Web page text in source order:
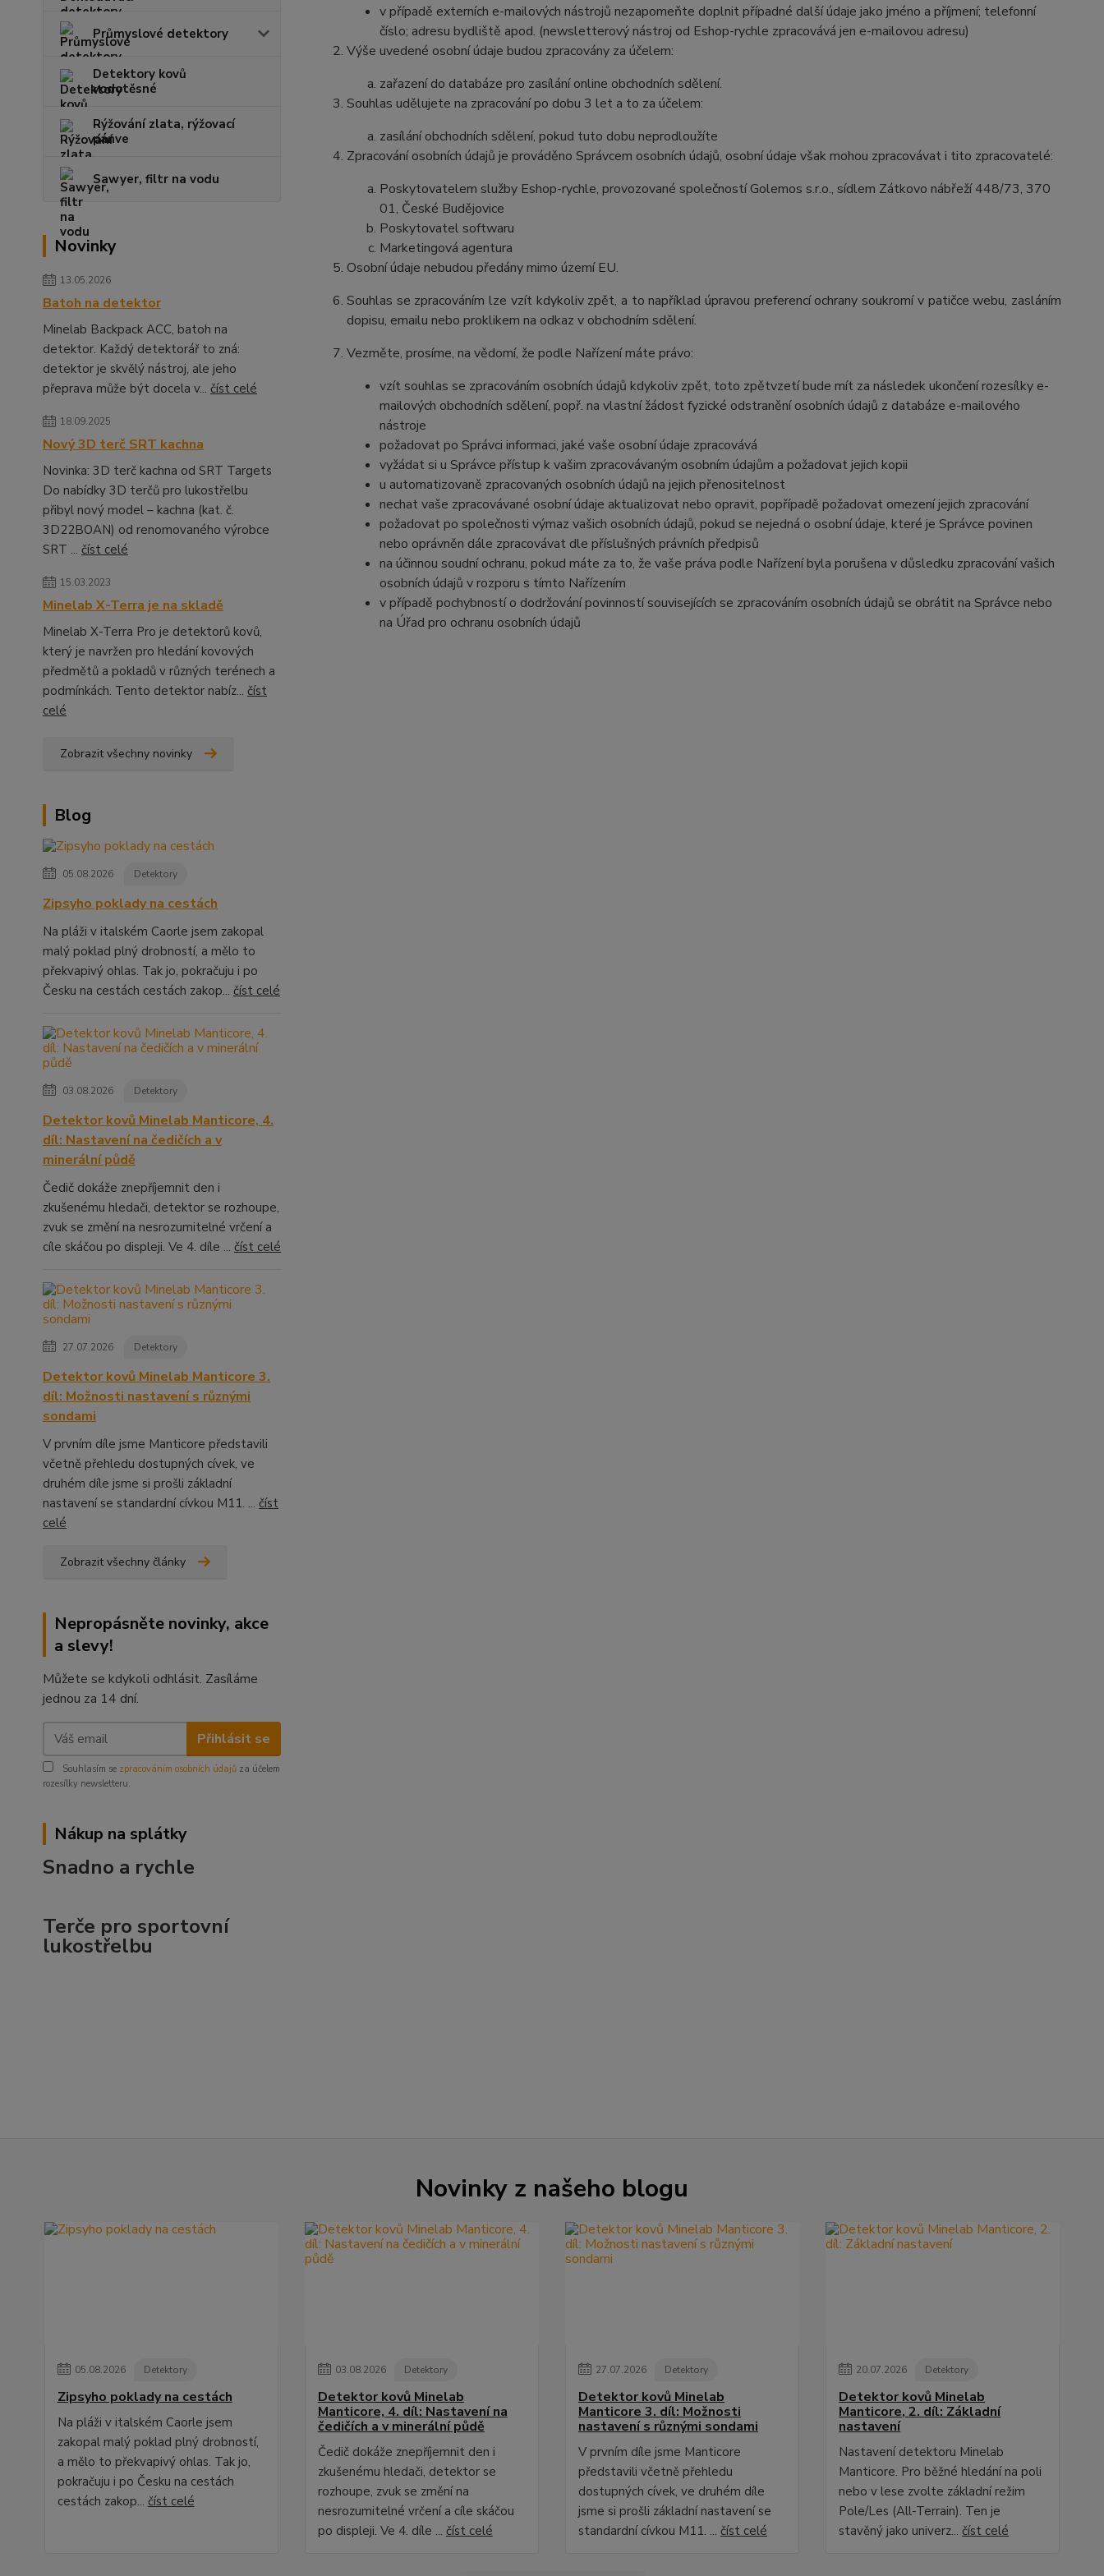
Průmyslové detektory
Detektory kovů
vodotěsné
Rýžování zlata, rýžovací
pánve
Sawyer, filtr na vodu
Novinky
13.05.2026
Batoh na detektor
Minelab Backpack ACC, batoh na
detektor. Každý detektorář to zná:
detektor je skvělý nástroj, ale jeho
přeprava může být docela v... číst celé
18.09.2025
Nový 3D terč SRT kachna
Novinka: 3D terč kachna od SRT Targets
Do nabídky 3D terčů pro lukostřelbu
přibyl nový model – kachna (kat. č.
3D22BOAN) od renomovaného výrobce
SRT ... číst celé
15.03.2023
Minelab X-Terra je na skladě
Minelab X-Terra Pro je detektorů kovů,
který je navržen pro hledání kovových
předmětů a pokladů v různých terénech a
podmínkách. Tento detektor nabíz... číst
celé
Zobrazit všechny novinky
Blog
05.08.2026 Detektory
Zipsyho poklady na cestách
Na pláži v italském Caorle jsem zakopal
malý poklad plný drobností, a mělo to
překvapivý ohlas. Tak jo, pokračuju i po
Česku na cestách cestách zakop... číst celé
03.08.2026 Detektory
Detektor kovů Minelab Manticore, 4.
díl: Nastavení na čedičích a v
minerální půdě
Čedič dokáže znepříjemnit den i
zkušenému hledači, detektor se rozhoupe,
zvuk se změní na nesrozumitelné vrčení a
cíle skáčou po displeji. Ve 4. díle ... číst celé
27.07.2026 Detektory
Detektor kovů Minelab Manticore 3.
díl: Možnosti nastavení s různými
sondami
V prvním díle jsme Manticore představili
včetně přehledu dostupných cívek, ve
druhém díle jsme si prošli základní
nastavení se standardní cívkou M11. ... číst
celé
Zobrazit všechny články
Nepropásněte novinky, akce
a slevy!
Můžete se kdykoli odhlásit. Zasíláme
jednou za 14 dní.
Přihlásit se
Souhlasím se zpracováním osobních údajů za účelem
rozesílky newsletteru.
Nákup na splátky
Snadno a rychle
Terče pro sportovní
lukostřelbu
v případě externích e-mailových nástrojů nezapomeňte doplnit případné další údaje jako jméno a příjmení; telefonní
číslo; adresu bydliště apod. (newsletterový nástroj od Eshop-rychle zpracovává jen e-mailovou adresu)
Výše uvedené osobní údaje budou zpracovány za účelem:
zařazení do databáze pro zasílání online obchodních sdělení.
Souhlas udělujete na zpracování po dobu 3 let a to za účelem:
zasílání obchodních sdělení, pokud tuto dobu neprodloužíte
Zpracování osobních údajů je prováděno Správcem osobních údajů, osobní údaje však mohou zpracovávat i tito zpracovatelé:
Poskytovatelem služby Eshop-rychle, provozované společností Golemos s.r.o., sídlem Zátkovo nábřeží 448/73, 370
01, České Budějovice
Poskytovatel softwaru
Marketingová agentura
Osobní údaje nebudou předány mimo území EU.
Souhlas se zpracováním lze vzít kdykoliv zpět, a to například úpravou preferencí ochrany soukromí v patičce webu, zasláním
dopisu, emailu nebo proklikem na odkaz v obchodním sdělení.
Vezměte, prosíme, na vědomí, že podle Nařízení máte právo:
vzít souhlas se zpracováním osobních údajů kdykoliv zpět, toto zpětvzetí bude mít za následek ukončení rozesílky e-
mailových obchodních sdělení, popř. na vlastní žádost fyzické odstranění osobních údajů z databáze e-mailového
nástroje
požadovat po Správci informaci, jaké vaše osobní údaje zpracovává
vyžádat si u Správce přístup k vašim zpracovávaným osobním údajům a požadovat jejich kopii
u automatizovaně zpracovaných osobních údajů na jejich přenositelnost
nechat vaše zpracovávané osobní údaje aktualizovat nebo opravit, popřípadě požadovat omezení jejich zpracování
požadovat po společnosti výmaz vašich osobních údajů, pokud se nejedná o osobní údaje, které je Správce povinen
nebo oprávněn dále zpracovávat dle příslušných právních předpisů
na účinnou soudní ochranu, pokud máte za to, že vaše práva podle Nařízení byla porušena v důsledku zpracování vašich
osobních údajů v rozporu s tímto Nařízením
v případě pochybností o dodržování povinností souvisejících se zpracováním osobních údajů se obrátit na Správce nebo
na Úřad pro ochranu osobních údajů
Novinky z našeho blogu
05.08.2026 Detektory
Zipsyho poklady na cestách
Na pláži v italském Caorle jsem
zakopal malý poklad plný drobností,
a mělo to překvapivý ohlas. Tak jo,
pokračuju i po Česku na cestách
cestách zakop... číst celé
03.08.2026 Detektory
Detektor kovů Minelab
Manticore, 4. díl: Nastavení na
čedičích a v minerální půdě
Čedič dokáže znepříjemnit den i
zkušenému hledači, detektor se
rozhoupe, zvuk se změní na
nesrozumitelné vrčení a cíle skáčou
po displeji. Ve 4. díle ... číst celé
27.07.2026 Detektory
Detektor kovů Minelab
Manticore 3. díl: Možnosti
nastavení s různými sondami
V prvním díle jsme Manticore
představili včetně přehledu
dostupných cívek, ve druhém díle
jsme si prošli základní nastavení se
standardní cívkou M11. ... číst celé
20.07.2026 Detektory
Detektor kovů Minelab
Manticore, 2. díl: Základní
nastavení
Nastavení detektoru Minelab
Manticore. Pro běžné hledání na poli
nebo v lese zvolte základní režim
Pole/Les (All-Terrain). Ten je
stavěný jako univerz...číst celé